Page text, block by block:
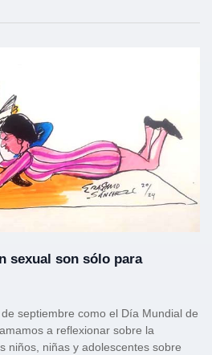
sexual son sólo para
septiembre como el Día Mundial de
a reflexionar sobre la
niños, niñas y adolescentes sobre